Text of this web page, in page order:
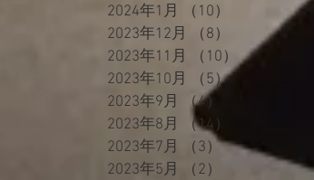
2024年1月
（10）
10件の記事
2023年12月
（8）
8件の記事
2023年11月
（10） 10件の記事
2023年10月
（5）5件の記事
2023年9月
（4）
2023年8月
（14）
2023年7月
（3）3件の記事
2023年5月
（2）